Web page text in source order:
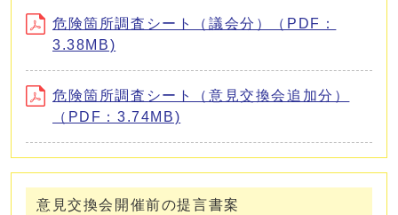
危険箇所調査シート（議会分）（PDF：
3.38MB)
危険箇所調査シート（意見交換会追加分）
（PDF：3.74MB)
意見交換会開催前の提言書案